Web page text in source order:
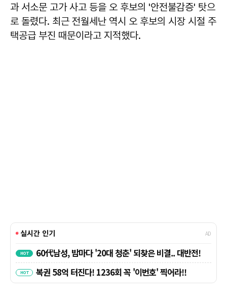
과 서소문 고가 사고 등을 오 후보의 '안전불감증' 탓으
로 돌렸다. 최근 전월세난 역시 오 후보의 시장 시절 주
택공급 부진 때문이라고 지적했다.